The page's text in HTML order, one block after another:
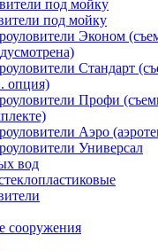
под мойку
под мойку
Эконом
Стандарт
опция)
Профи
Аэро
Универсал
вод
сооружения